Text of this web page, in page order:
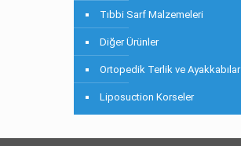
Tıbbi Sarf Malzemeleri
Diğer Ürünler
Ortopedik Terlik ve Ayakkabılar
Liposuction Korseler